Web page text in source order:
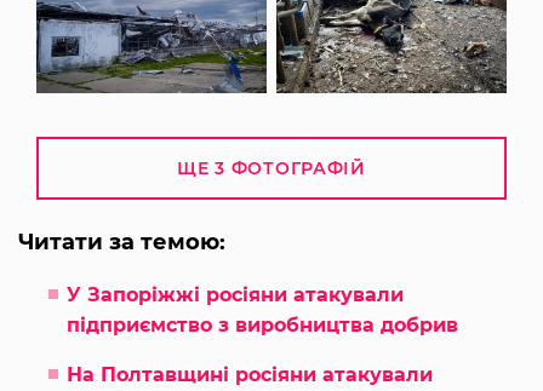
ЩЕ 3 ФОТОГРАФІЙ
Читати за темою:
У Запоріжжі росіяни атакували
підприємство з виробництва добрив
На Полтавщині росіяни атакували